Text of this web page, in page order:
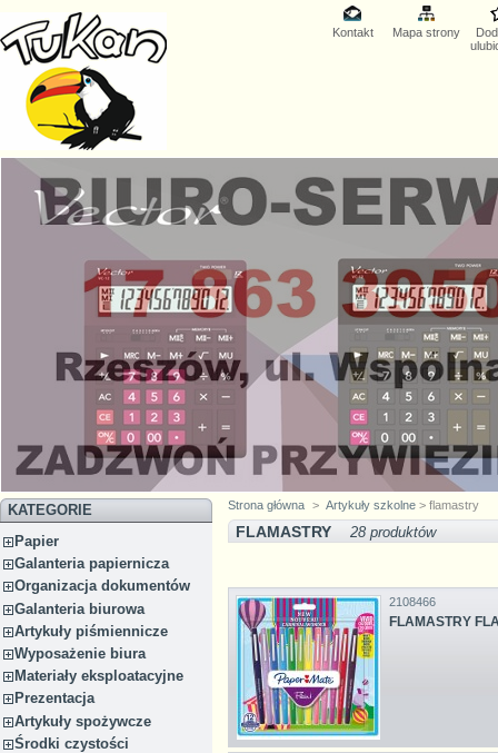
Kontakt Mapa strony
KATEGORIE
Papier
Galanteria papiernicza
Organizacja dokumentów
Galanteria biurowa
Artykuły piśmiennicze
Wyposażenie biura
Materiały eksploatacyjne
Prezentacja
Artykuły spożywcze
Środki czystości
Strona główna > Artykuły szkolne > flamastry
FLAMASTRY 28 produktów
2108466
FLAMASTRY